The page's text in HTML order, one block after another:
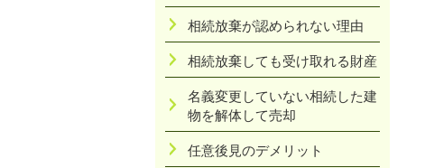
相続放棄が認められない理由
相続放棄しても受け取れる財産
名義変更していない相続した建
物を解体して売却
任意後見のデメリット